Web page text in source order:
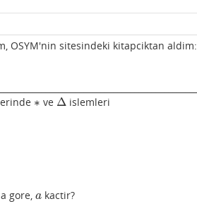
OSYM'nin sitesindeki kitapciktan aldim:
∗
∗ ve Δ
Δ islemleri
gore,a
akactir?